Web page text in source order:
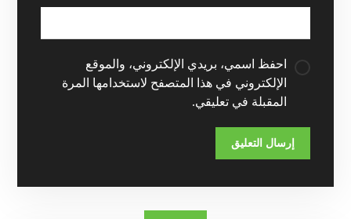
احفظ اسمي، بريدي الإلكتروني، والموقع
الإلكتروني في هذا المتصفح لاستخدامها المرة
المقبلة في تعليقي.